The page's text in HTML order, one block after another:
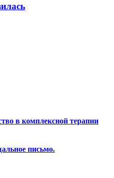
в комплексной терапии
письмо.